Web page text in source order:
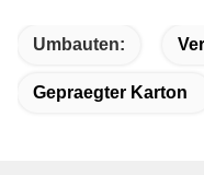
Umbauten:
Gepraegter Karton